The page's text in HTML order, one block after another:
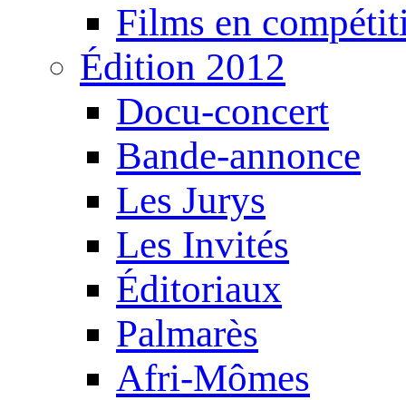
Films en
Édition 2012
Docu-concert
Bande-annonce
Les Jurys
Les Invités
Éditoriaux
Palmarès
Afri-Mômes